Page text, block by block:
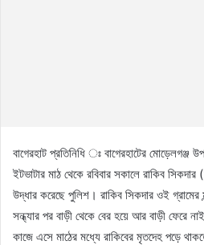
বাগেরহাট প্রতিনিধি ঃ বাগেরহাটের মোড়েলগঞ্জ
ইটভাটার মাঠ থেকে রবিবার সকালে রাকিব
উদ্ধার করেছে পুলিশ। রাকিব সিকদার ওই গ্রামের
সন্ধ্যার পর বাড়ী থেকে বের হয়ে আর বাড়ী ফেরে
কাজে এসে মাঠের মধ্যে রাকিবের মৃতদেহ পড়ে